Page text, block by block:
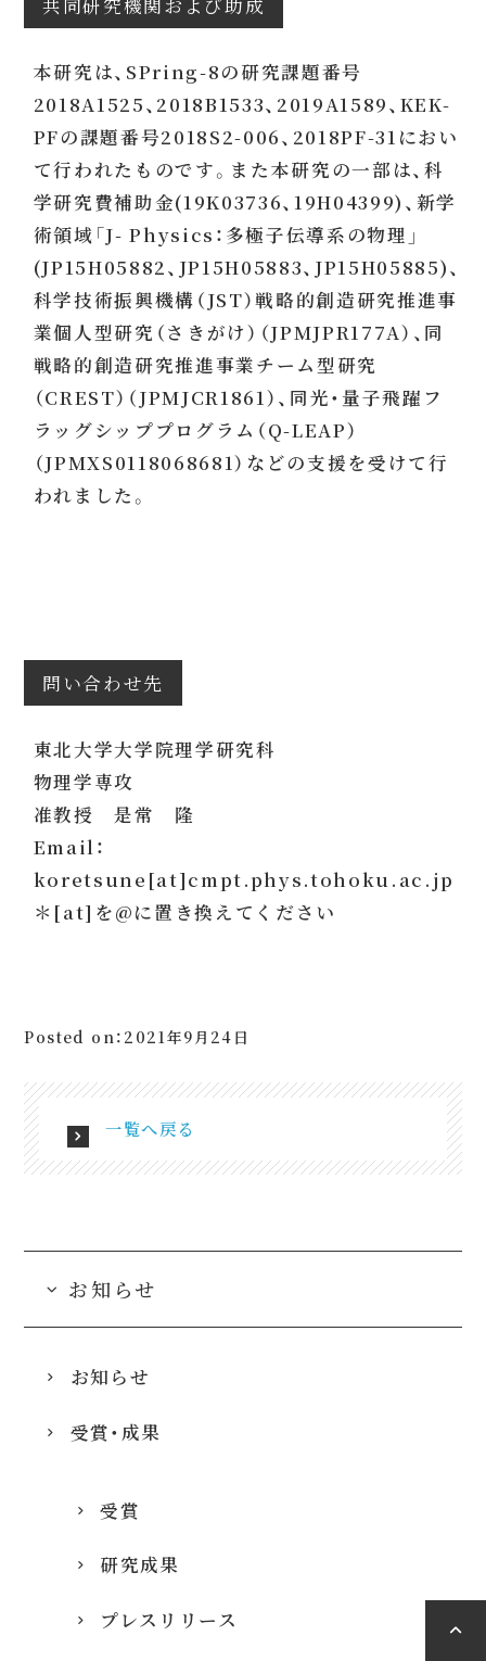
共同研究機関および助成
本研究は、SPring-8の研究課題番号
2018A1525、2018B1533、2019A1589、KEK-
PFの課題番号2018S2-006、2018PF-31におい
て行われたものです。また本研究の一部は、科
学研究費補助金(19K03736、19H04399)、新学
術領域「J- Physics：多極子伝導系の物理」
(JP15H05882、JP15H05883、JP15H05885)、
科学技術振興機構（JST）戦略的創造研究推進事
業個人型研究（さきがけ）（JPMJPR177A）、同
戦略的創造研究推進事業チーム型研究
（CREST）（JPMJCR1861）、同光・量子飛躍フ
ラッグシッププログラム（Q-LEAP）
（JPMXS0118068681）などの支援を受けて行
われました。
問い合わせ先
東北大学大学院理学研究科
物理学専攻
准教授 是常 隆
Email：
koretsune[at]cmpt.phys.tohoku.ac.jp
＊[at]を@に置き換えてください
Posted on：2021年9月24日
一覧へ戻る
お知らせ
お知らせ
受賞・成果
受賞
研究成果
プレスリリース